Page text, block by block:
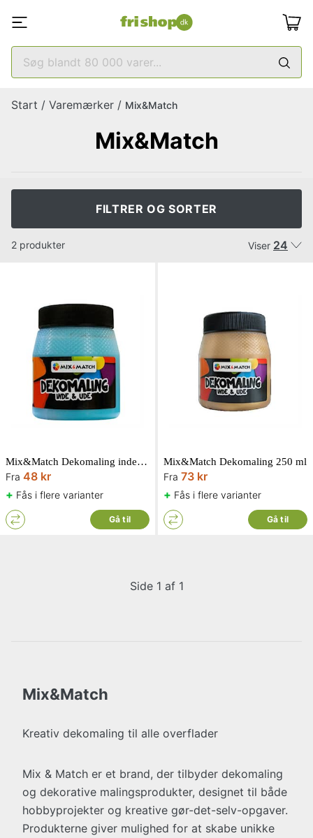
Start / Varemærker / Mix&Match
Mix&Match
FILTRER OG SORTER
2 produkter Viser 24
Mix&Match Dekomaling inde & ude 250 ml
Fra 48 kr
+ Fås i flere varianter
Gå til
Mix&Match Dekomaling 250 ml
Fra 73 kr
+ Fås i flere varianter
Gå til
Side 1 af 1
Mix&Match
Kreativ dekomaling til alle overflader
Mix & Match er et brand, der tilbyder dekomaling
og dekorative malingsprodukter, designet til både
hobbyprojekter og kreative gør-det-selv-opgaver.
Produkterne giver mulighed for at skabe unikke